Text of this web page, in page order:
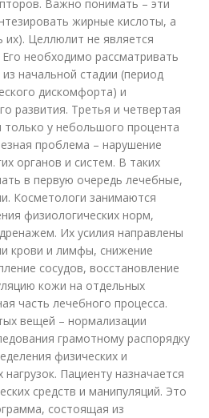
Важно понимать – эти
жирные кислоты, а
их). Целлюлит не является
необходимо рассматривать
начальной стадии (период
дискомфорта) и
развития. Третья и четвертая
только у небольшого процента
проблема – нарушение
органов и систем. В таких
в первую очередь лечебные,
Косметологи занимаются
физиологических норм,
Их усилия направлены
крови и лимфы, снижение
сосудов, восстановление
кожи на отдельных
часть лечебного процесса.
вещей – нормализации
грамотному распорядку
физических и
Пациенту назначается
средств и манипуляций. Это
состоящая из